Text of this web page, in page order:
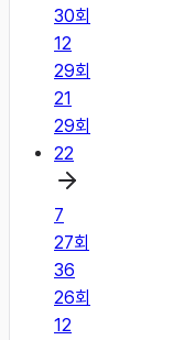
30회
12
29회
21
29회
22
7
27회
36
26회
12